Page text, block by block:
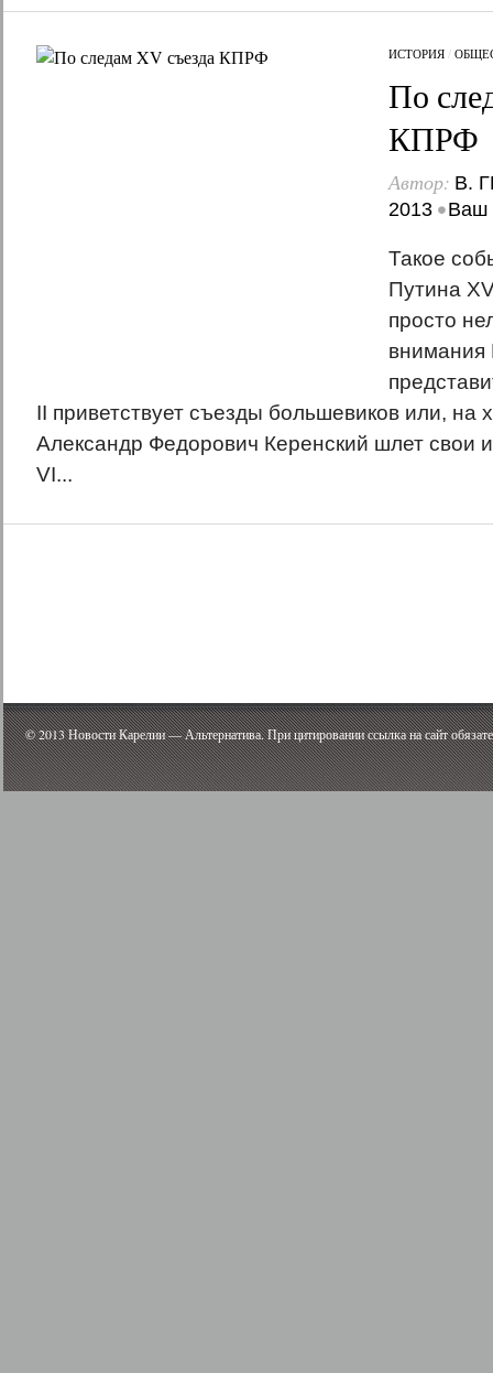
ИСТОРИЯ/
По
КПРФ
Автор: В.
2013 •Ваш
Такое
Путина
просто
II приветствует съезды большевиков или, на
Александр Федорович Керенский шлет свои
VI...
© 2013Новости Карелии — Альтернатива.При цитировании ссылка на сайт